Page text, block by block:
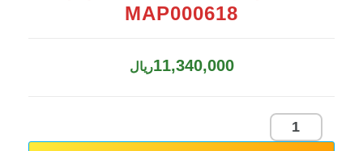
MAP000618
11,340,000ریال
لنت